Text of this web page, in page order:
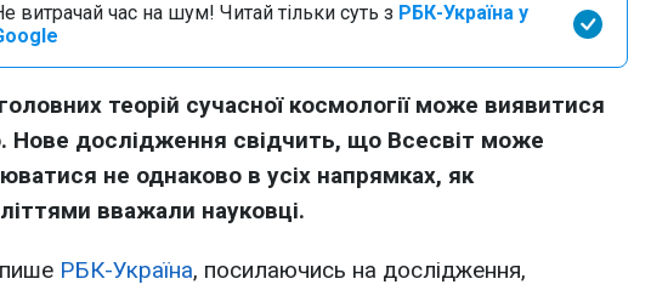
витрачай час на шум! Читай тільки суть з РБК-Україна у
теорій сучасної космології може виявитися
Нове дослідження свідчить, що Всесвіт може
не однаково в усіх напрямках, як
вважали науковці.
РБК-Україна, посилаючись на дослідження,